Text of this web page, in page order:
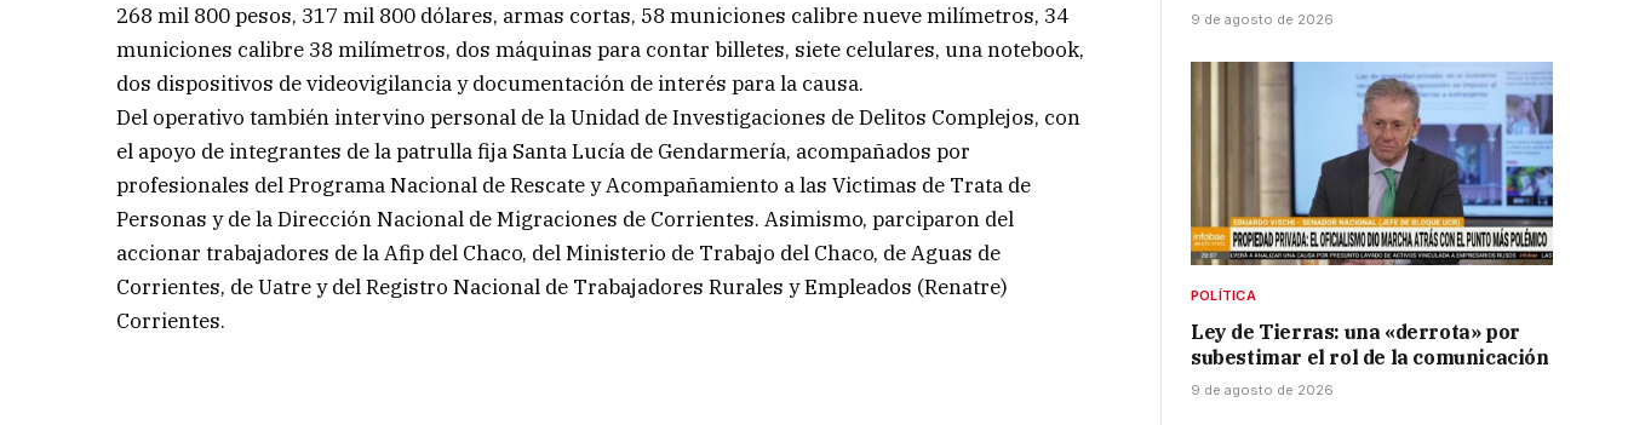
268 mil 800 pesos, 317 mil 800 dólares, armas cortas, 58 municiones calibre nueve milímetros, 34
municiones calibre 38 milímetros, dos máquinas para contar billetes, siete celulares, una notebook,
dos dispositivos de videovigilancia y documentación de interés para la causa.
Del operativo también intervino personal de la Unidad de Investigaciones de Delitos Complejos, con
el apoyo de integrantes de la patrulla fija Santa Lucía de Gendarmería, acompañados por
profesionales del Programa Nacional de Rescate y Acompañamiento a las Victimas de Trata de
Personas y de la Dirección Nacional de Migraciones de Corrientes. Asimismo, parciparon del
accionar trabajadores de la Afip del Chaco, del Ministerio de Trabajo del Chaco, de Aguas de
Corrientes, de Uatre y del Registro Nacional de Trabajadores Rurales y Empleados (Renatre)
Corrientes.
9 de agosto de 2026
POLÍTICA
Ley de Tierras: una «derrota» por
subestimar el rol de la comunicación
9 de agosto de 2026